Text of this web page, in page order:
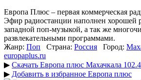
Европа Плюс – первая коммерческая
Эфир радиостанции наполнен хорошей
западной поп-музыкой, а так же
развлекательными программами.
Жанр: Поп Страна: Россия Город:
europaplus.ru
▶ Скачать Европа плюс Махачкала
▶ Добавить в избранное Европа плюс